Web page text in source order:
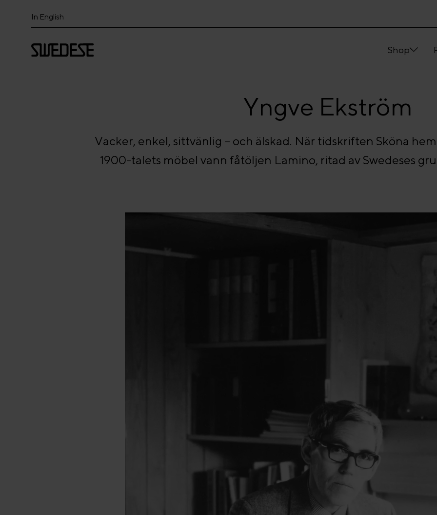
In English
Shop
Yngve Ekström
Vacker, enkel, sittvänlig – och älskad. När tidskriften Sköna
1900-talets möbel vann fåtöljen Lamino, ritad av Swedeses